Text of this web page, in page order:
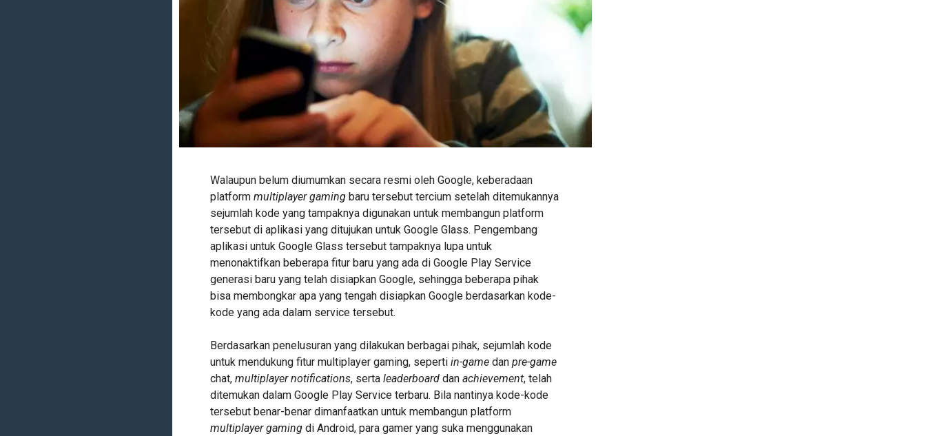
Walaupun belum diumumkan secara resmi oleh Google, keberadaan
platform multiplayer gamingbaru tersebut tercium setelah ditemukannya
sejumlah kode yang tampaknya digunakan untuk membangun platform
tersebut di aplikasi yang ditujukan untuk Google Glass. Pengembang
aplikasi untuk Google Glass tersebut tampaknya lupa untuk
menonaktifkan beberapa fitur baru yang ada di Google Play Service
generasi baru yang telah disiapkan Google, sehingga beberapa pihak
bisa membongkar apa yang tengah disiapkan Google berdasarkan kode-
kode yang ada dalam service tersebut.
Berdasarkan penelusuran yang dilakukan berbagai pihak, sejumlah kode
untuk mendukung fitur multiplayer gaming, seperti in-gamedan pre-game
chat, multiplayer notifications, serta leaderboarddan achievement, telah
ditemukan dalam Google Play Service terbaru. Bila nantinya kode-kode
tersebut benar-benar dimanfaatkan untuk membangun platform
multiplayer gamingdi Android, para gamer yang suka menggunakan